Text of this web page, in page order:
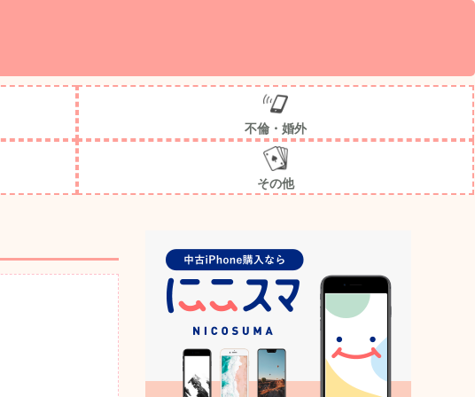
不倫・婚外
その他